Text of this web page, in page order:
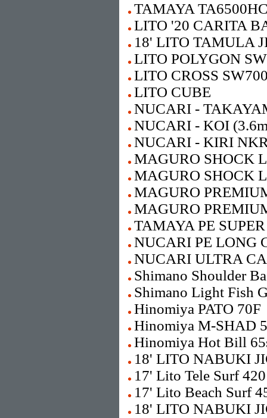
TAMAYA
LITO '20 CARITA
18' LITO TAMULA
LITO POLYGON
LITO CROSS
LITO CUBE
NUCARI -
NUCARI - KOI
NUCARI - KIRI
MAGURO SHOCK
MAGURO SHOCK
MAGURO
MAGURO
TAMAYA PE
NUCARI PE LONG
NUCARI ULTRA
Shimano Shoulder
Shimano Light Fish
Hinomiya PATO 70F
Hinomiya M-SHAD
Hinomiya Hot Bill
18' LITO NABUKI
17' Lito Tele Surf 420
17' Lito Beach Surf
18' LITO NABUKI